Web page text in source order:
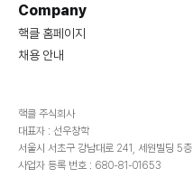
핵클 주식회사
대표자 : 선우창학
서울시 서초구 강남대로 241, 세원빌딩 5층
사업자 등록 번호 : 680-81-01653
Company
핵클 홈페이지
채용 안내